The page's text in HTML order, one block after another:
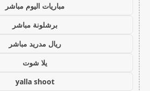
مباريات اليوم مباشر
برشلونة مباشر
ريال مدريد مباشر
يلا شوت
yalla shoot